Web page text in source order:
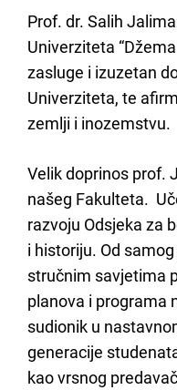
Prof. dr. Salih
Univerziteta
zasluge i izuzetan
Univerziteta, te
zemlji i inozemstvu.
Velik doprinos prof.
našeg Fakulteta.
razvoju Odsjeka za
i historiju. Od
stručnim savjetima
planova i programa
sudionik u
generacije
kao vrsnog